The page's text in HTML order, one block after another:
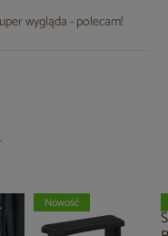
wygląda - polecam!
Nowość